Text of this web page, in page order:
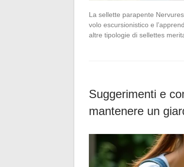
La sellette parapente
volo escursionistico e
altre tipologie di sellettes
Suggerimenti e
mantenere un